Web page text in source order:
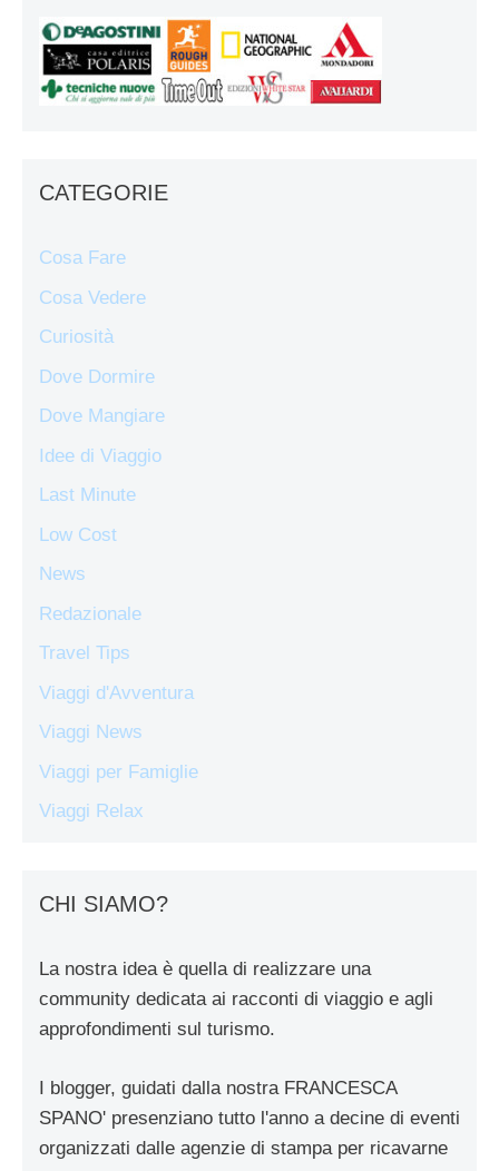
CATEGORIE
Cosa Fare
Cosa Vedere
Curiosità
Dove Dormire
Dove Mangiare
Idee di Viaggio
Last Minute
Low Cost
News
Redazionale
Travel Tips
Viaggi d'Avventura
Viaggi News
Viaggi per Famiglie
Viaggi Relax
CHI SIAMO?
La nostra idea è quella di realizzare una
community dedicata ai racconti di viaggio e agli
approfondimenti sul turismo.
I blogger, guidati dalla nostra FRANCESCA
SPANO' presenziano tutto l'anno a decine di eventi
organizzati dalle agenzie di stampa per ricavarne